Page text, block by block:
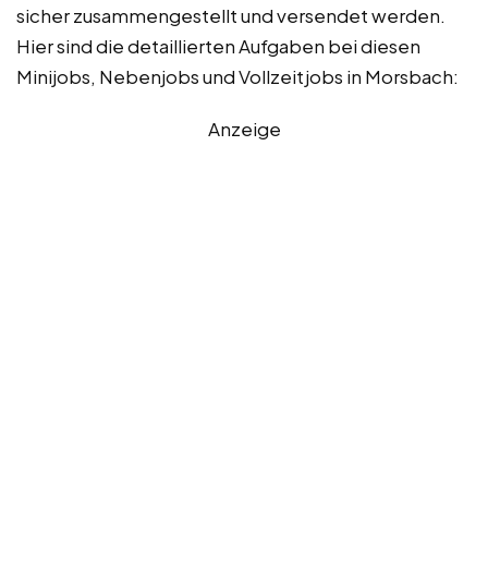
sicher zusammengestellt und versendet werden.
Hier sind die detaillierten Aufgaben bei diesen
Minijobs, Nebenjobs und Vollzeitjobs in Morsbach:
Anzeige